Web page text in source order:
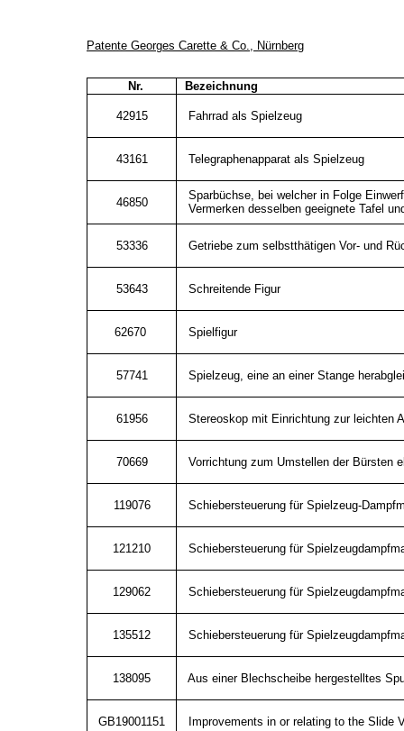
Patente Georges Carette & Co., Nürnberg
Nr. Bezeichnung
42915 Fahrrad als Spielzeug
43161 Telegraphenapparat als Spielzeug
46850
Sparbüchse, bei welcher in Folge
Vermerken desselben geeignete Tafel
53336 Getriebe zum selbstthätigen Vor- und
53643 Schreitende Figur
62670 Spielfigur
57741 Spielzeug, eine an einer Stange
61956 Stereoskop mit Einrichtung zur leichten
70669 Vorrichtung zum Umstellen der Bürsten
119076 Schiebersteuerung für Spielzeug-
121210 Schiebersteuerung für
129062 Schiebersteuerung für
135512 Schiebersteuerung für
138095 Aus einer Blechscheibe hergestelltes
GB19001151 Improvements in or relating to the Slide